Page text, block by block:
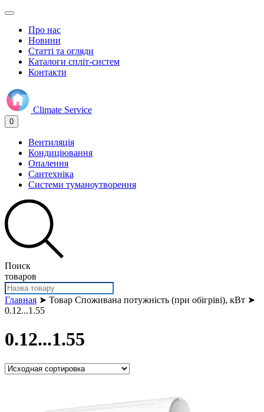
Про нас
Новини
Статті та огляди
Каталоги спліт-систем
Контакти
Climate Service
0
Вентиляція
Кондиціювання
Опалення
Сантехніка
Системи туманоутворення
Поиск
товаров
Главная ➤ Товар Споживана потужність (при обігріві), кВт ➤
0.12...1.55
0.12...1.55